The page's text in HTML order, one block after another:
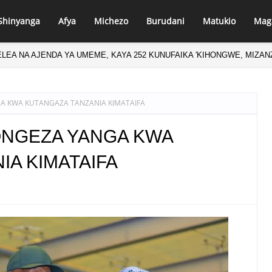
Afya Michezo Burudani Matukio
NA AJENDA YA UMEME, KAYA 252 KUNUFAIKA 'KIHONGWE,
KWA KUTANGAZA TANZANIA KIMATAIFA
YANGA KWA
KIMATAIFA